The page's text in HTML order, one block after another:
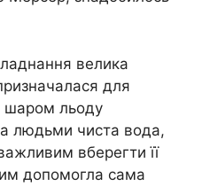
велика
для
шаром льоду
людьми чиста вода,
вберегти її
допомогла сама